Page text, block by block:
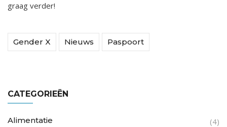
graag verder!
Gender X Nieuws Paspoort
CATEGORIEËN
Alimentatie (4)